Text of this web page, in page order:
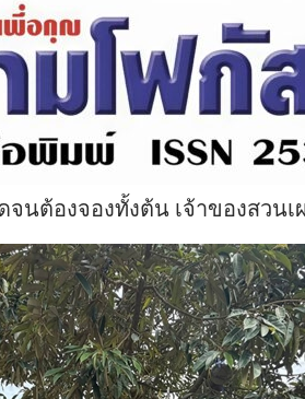
นต้องจองทั้งต้น เจ้าของสวน